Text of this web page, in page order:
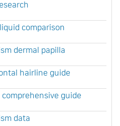
comparison
dermal papilla
hairline guide
guide
data